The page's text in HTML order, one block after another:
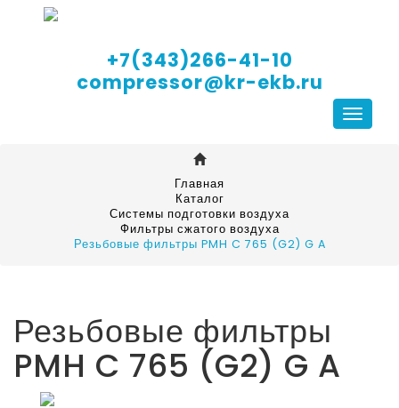
+7(343)266-41-10
compressor@kr-ekb.ru
Главная
Каталог
Системы подготовки воздуха
Фильтры сжатого воздуха
Резьбовые фильтры PMH C 765 (G2) G A
Резьбовые фильтры
PMH C 765 (G2) G A